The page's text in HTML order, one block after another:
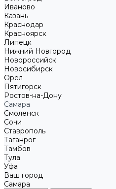
Иваново
Казань
Краснодар
Красноярск
Липецк
Нижний Новгород
Новороссийск
Новосибирск
Орёл
Пятигорск
Ростов-на-Дону
Самара
Смоленск
Сочи
Ставрополь
Таганрог
Тамбов
Тула
Уфа
Ваш город
Самара